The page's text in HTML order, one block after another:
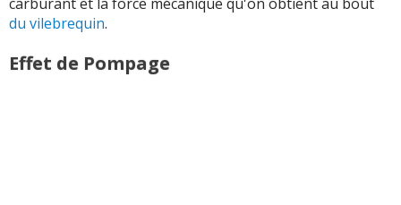
du vilebrequin.
Effet de Pompage